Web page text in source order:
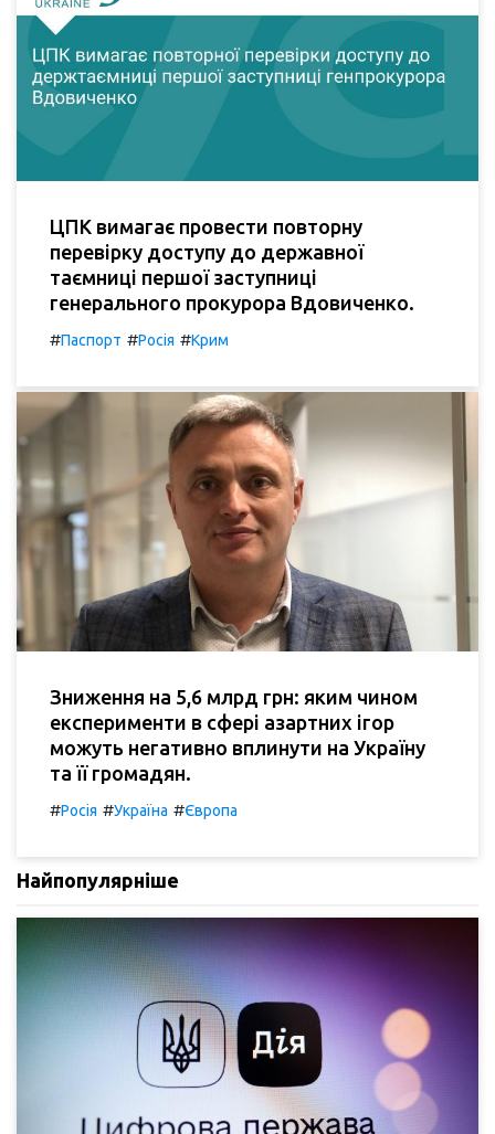
ЦПК вимагає провести повторну
перевірку доступу до державної
таємниці першої заступниці
генерального прокурора Вдовиченко.
#Паспорт #Росія #Крим
Зниження на 5,6 млрд грн: яким чином
експерименти в сфері азартних ігор
можуть негативно вплинути на Україну
та її громадян.
#Росія #Україна #Європа
Найпопулярніше